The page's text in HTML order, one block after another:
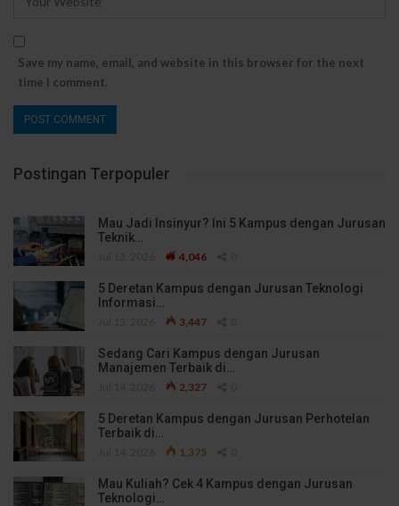
Save my name, email, and website in this browser for the next
time I comment.
Postingan Terpopuler
Mau Jadi Insinyur? Ini 5 Kampus dengan Jurusan
Teknik…
4,046
5 Deretan Kampus dengan Jurusan Teknologi
Informasi…
3,447
Sedang Cari Kampus dengan Jurusan
Manajemen Terbaik di…
2,327
5 Deretan Kampus dengan Jurusan Perhotelan
Terbaik di…
1,375
Mau Kuliah? Cek 4 Kampus dengan Jurusan
Teknologi…